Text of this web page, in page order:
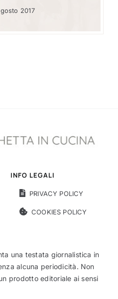
2017
INFO LEGALI
PRIVACY POLICY
COOKIES POLICY
una testata giornalistica in
alcuna periodicità. Non
prodotto editoriale ai sensi